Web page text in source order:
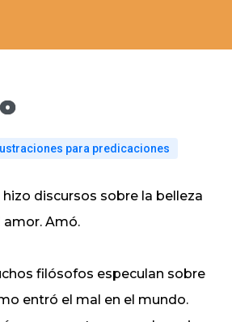
para predicaciones
hizo discursos sobre la belleza
amor. Amó.
filósofos especulan sobre
entró el mal en el mundo.